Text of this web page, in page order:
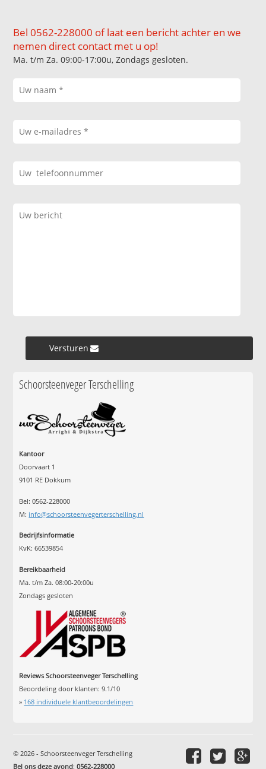
Bel 0562-228000 of laat een bericht achter en we
nemen direct contact met u op!
Ma. t/m Za. 09:00-17:00u, Zondags gesloten.
Versturen »
Schoorsteenveger Terschelling
Kantoor
Doorvaart 1
9101 RE Dokkum
Bel: 0562-228000
M: info@schoorsteenvegerterschelling.nl
Bedrijfsinformatie
KvK: 66539854
Bereikbaarheid
Ma. t/m Za. 08:00-20:00u
Zondags gesloten
Reviews Schoorsteenveger Terschelling
Beoordeling door klanten:9.1/10
» 168 individuele klantbeoordelingen
© 2026 - Schoorsteenveger Terschelling
Bel ons deze avond:0562-228000